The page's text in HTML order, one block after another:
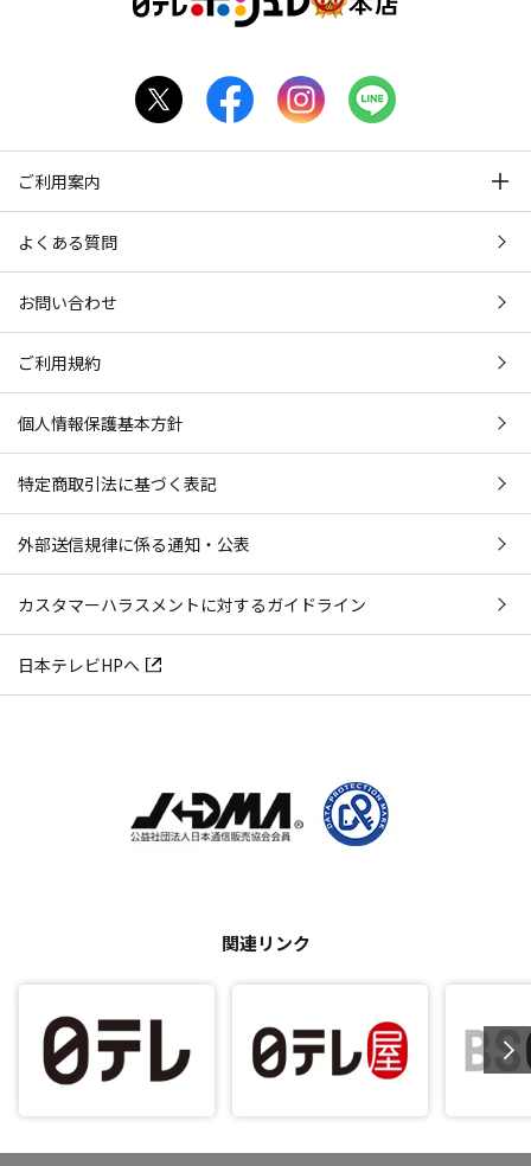
ご利用案内
よくある質問
お問い合わせ
ご利用規約
個人情報保護基本方針
特定商取引法に基づく表記
外部送信規律に係る通知・公表
カスタマーハラスメントに対するガイドライン
日本テレビHPへ
関連リンク